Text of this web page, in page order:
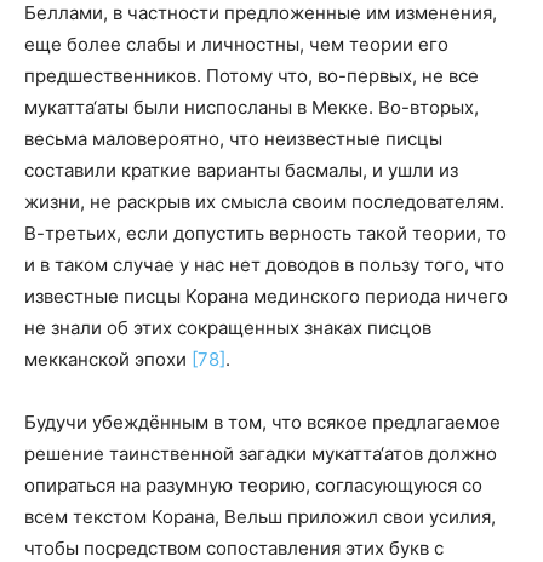
Беллами, в частности предложенные им изменения,
еще более слабы и личностны, чем теории его
предшественников. Потому что, во-первых, не все
мукатта‘аты были ниспосланы в Мекке. Во-вторых,
весьма маловероятно, что неизвестные писцы
составили краткие варианты басмалы, и ушли из
жизни, не раскрыв их смысла своим последователям.
В-третьих, если допустить верность такой теории, то
и в таком случае у нас нет доводов в пользу того, что
известные писцы Корана мединского периода ничего
не знали об этих сокращенных знаках писцов
мекканской эпохи [78].
Будучи убеждённым в том, что всякое предлагаемое
решение таинственной загадки мукатта‘атов должно
опираться на разумную теорию, согласующуюся со
всем текстом Корана, Вельш приложил свои усилия,
чтобы посредством сопоставления этих букв с